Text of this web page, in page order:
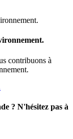
contribuons à
? N'hésitez pas à